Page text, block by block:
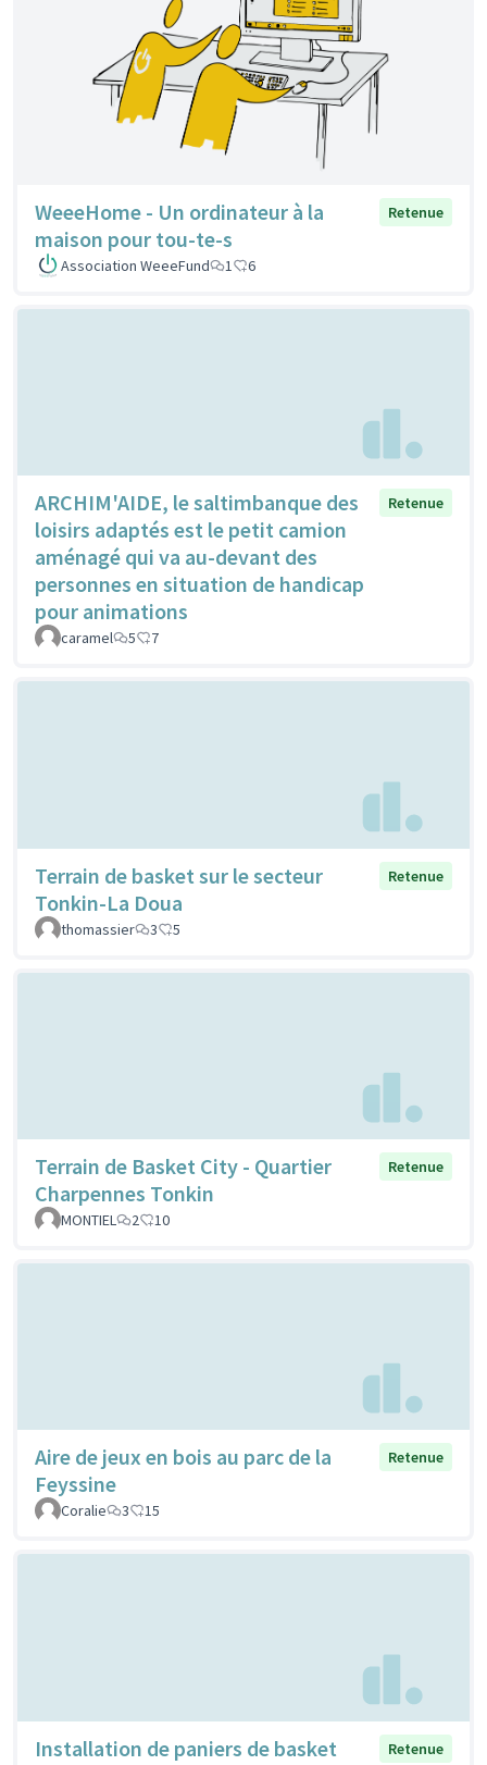
WeeeHome - Un ordinateur à la
maison pour tou-te-s
Retenue
Association WeeeFund 1 6
ARCHIM'AIDE, le saltimbanque des
loisirs adaptés est le petit camion
aménagé qui va au-devant des
personnes en situation de handicap
pour animations
Retenue
caramel 5 7
Terrain de basket sur le secteur
Tonkin-La Doua
Retenue
thomassier 3 5
Terrain de Basket City - Quartier
Charpennes Tonkin
Retenue
MONTIEL 2 10
Aire de jeux en bois au parc de la
Feyssine
Retenue
Coralie 3 15
Installation de paniers de basket
Retenue